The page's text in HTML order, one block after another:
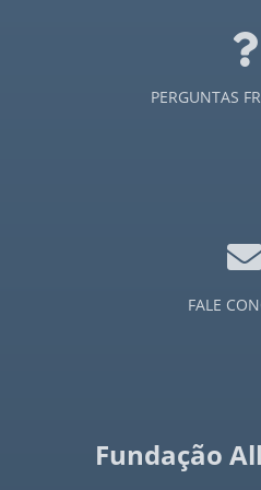
Jornal a Nova Era - 1959
Jornal a Nova Era -
Jornal a Nova Era - 1963
Jornal a Nova Era -
Jornal a Nova Era - 1971
PERGUNTAS
FALE
Fundação